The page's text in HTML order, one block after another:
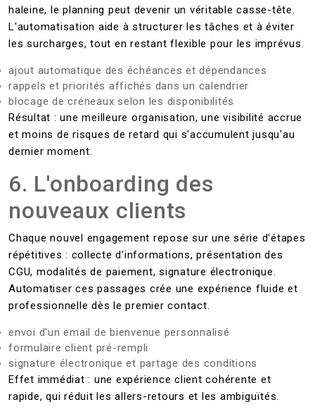
haleine, le planning peut devenir un véritable casse-tête.
L'automatisation aide à structurer les tâches et à éviter
les surcharges, tout en restant flexible pour les imprévus.
ajout automatique des échéances et dépendances
rappels et priorités affichés dans un calendrier
blocage de créneaux selon les disponibilités
Résultat : une meilleure organisation, une visibilité accrue
et moins de risques de retard qui s'accumulent jusqu'au
dernier moment.
6. L'onboarding des
nouveaux clients
Chaque nouvel engagement repose sur une série d'étapes
répétitives : collecte d'informations, présentation des
CGU, modalités de paiement, signature électronique.
Automatiser ces passages crée une expérience fluide et
professionnelle dès le premier contact.
envoi d'un email de bienvenue personnalisé
formulaire client pré-rempli
signature électronique et partage des conditions
Effet immédiat : une expérience client cohérente et
rapide, qui réduit les allers-retours et les ambiguïtés.